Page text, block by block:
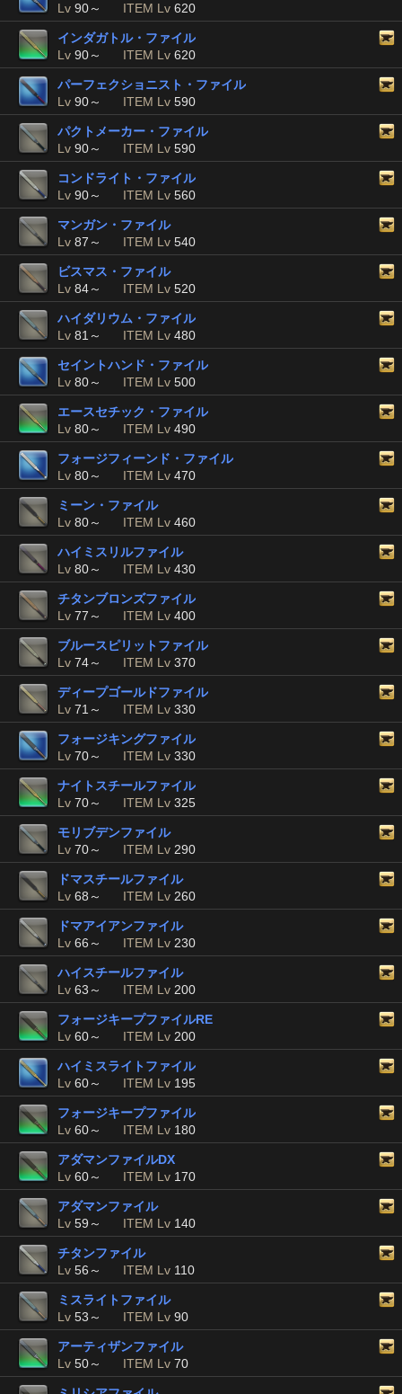
Lv 90～ ITEM Lv 620
インダガトル・ファイル
Lv 90～ ITEM Lv 620
パーフェクショニスト・ファイル
Lv 90～ ITEM Lv 590
パクトメーカー・ファイル
Lv 90～ ITEM Lv 590
コンドライト・ファイル
Lv 90～ ITEM Lv 560
マンガン・ファイル
Lv 87～ ITEM Lv 540
ビスマス・ファイル
Lv 84～ ITEM Lv 520
ハイダリウム・ファイル
Lv 81～ ITEM Lv 480
セイントハンド・ファイル
Lv 80～ ITEM Lv 500
エースセチック・ファイル
Lv 80～ ITEM Lv 490
フォージフィーンド・ファイル
Lv 80～ ITEM Lv 470
ミーン・ファイル
Lv 80～ ITEM Lv 460
ハイミスリルファイル
Lv 80～ ITEM Lv 430
チタンブロンズファイル
Lv 77～ ITEM Lv 400
ブルースピリットファイル
Lv 74～ ITEM Lv 370
ディープゴールドファイル
Lv 71～ ITEM Lv 330
フォージキングファイル
Lv 70～ ITEM Lv 330
ナイトスチールファイル
Lv 70～ ITEM Lv 325
モリブデンファイル
Lv 70～ ITEM Lv 290
ドマスチールファイル
Lv 68～ ITEM Lv 260
ドマアイアンファイル
Lv 66～ ITEM Lv 230
ハイスチールファイル
Lv 63～ ITEM Lv 200
フォージキープファイルRE
Lv 60～ ITEM Lv 200
ハイミスライトファイル
Lv 60～ ITEM Lv 195
フォージキープファイル
Lv 60～ ITEM Lv 180
アダマンファイルDX
Lv 60～ ITEM Lv 170
アダマンファイル
Lv 59～ ITEM Lv 140
チタンファイル
Lv 56～ ITEM Lv 110
ミスライトファイル
Lv 53～ ITEM Lv 90
アーティザンファイル
Lv 50～ ITEM Lv 70